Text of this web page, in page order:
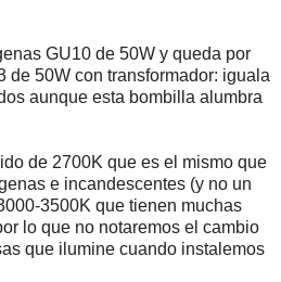
GU10 de 50W y queda por
de 50W con transformador: iguala
aunque esta bombilla alumbra
de 2700K que es el mismo que
e incandescentes (y no un
3500K que tienen muchas
lo que no notaremos el cambio
que ilumine cuando instalemos